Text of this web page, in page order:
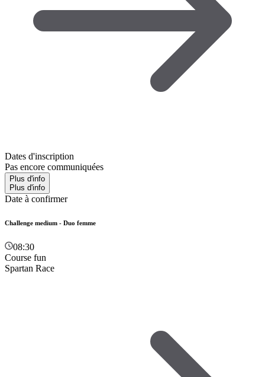
Dates d'inscription
Pas encore communiquées
Plus d'info
Plus d'info
Date à confirmer
Challenge medium - Duo femme
08:30
Course fun
Spartan Race